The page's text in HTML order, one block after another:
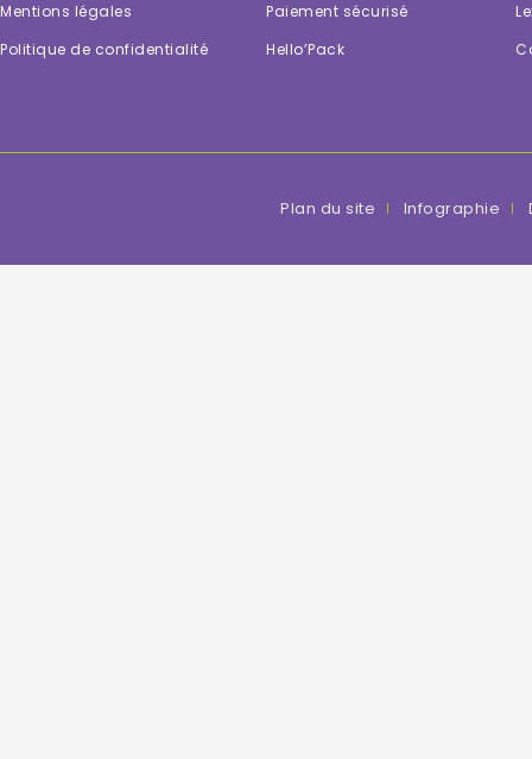
Mentions légales
Politique de confidentialité
Paiement sécurisé
Hello’Pack
Plan du site Infographie